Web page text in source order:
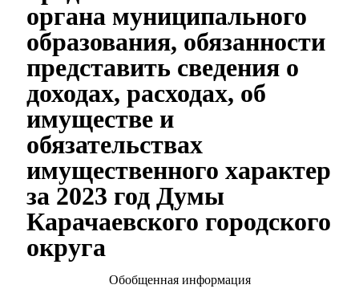
органа муниципального
образования, обязанности
представить сведения о
доходах, расходах, об
имуществе и
обязательствах
имущественного характер
за 2023 год Думы
Карачаевского городского
округа
Обобщенная информация